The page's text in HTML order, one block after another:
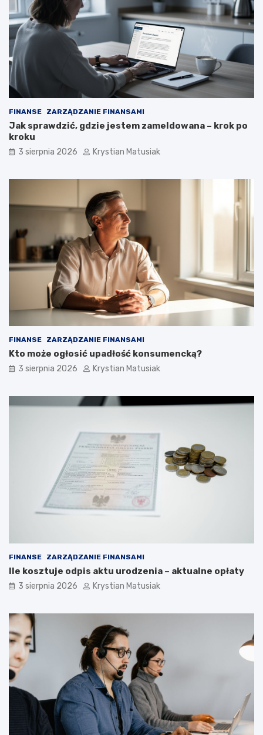
FINANSE ZARZĄDZANIE FINANSAMI
Jak sprawdzić, gdzie jestem zameldowana – krok po
kroku
3 sierpnia 2026 Krystian Matusiak
FINANSE ZARZĄDZANIE FINANSAMI
Kto może ogłosić upadłość konsumencką?
3 sierpnia 2026 Krystian Matusiak
FINANSE ZARZĄDZANIE FINANSAMI
Ile kosztuje odpis aktu urodzenia – aktualne opłaty
3 sierpnia 2026 Krystian Matusiak